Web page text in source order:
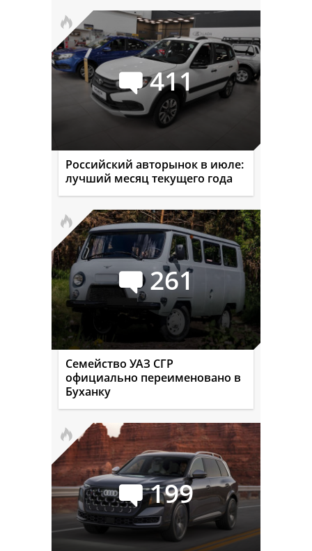
411
Российский авторынок в июле:
лучший месяц текущего года
261
Семейство УАЗ СГР
официально переименовано в
Буханку
199